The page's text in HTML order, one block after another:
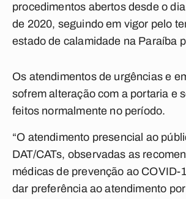
procedimentos abertos desde o
de 2020, seguindo em vigor pelo
estado de calamidade na Paraíba
Os atendimentos de urgências e
sofrem alteração com a portaria e
feitos normalmente no período.
“O atendimento presencial ao
DAT/CATs, observadas as
médicas de prevenção ao COVID-
dar preferência ao atendimento